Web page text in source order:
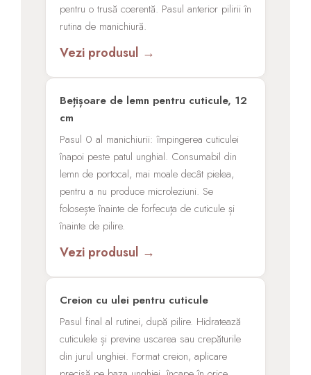
pentru o trusă coerentă. Pasul anterior pilirii în
rutina de manichiură.
Vezi produsul →
Bețișoare de lemn pentru cuticule, 12
cm
Pasul 0 al manichiurii: împingerea cuticulei
înapoi peste patul unghial. Consumabil din
lemn de portocal, mai moale decât pielea,
pentru a nu produce microleziuni. Se
folosește înainte de forfecuța de cuticule și
înainte de pilire.
Vezi produsul →
Creion cu ulei pentru cuticule
Pasul final al rutinei, după pilire. Hidratează
cuticulele și previne uscarea sau crepăturile
din jurul unghiei. Format creion, aplicare